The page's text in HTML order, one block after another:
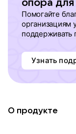
опора
Помогайте
организациям
поддерживать
Узнать
О продукте